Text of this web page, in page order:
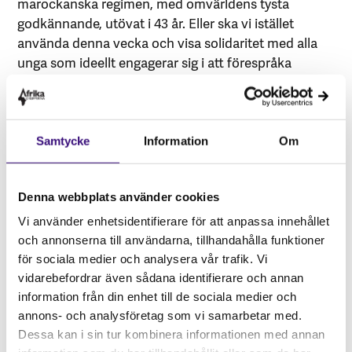
Samtycke Information Om
Denna webbplats använder cookies
Vi använder enhetsidentifierare för att anpassa innehållet
och annonserna till användarna, tillhandahålla funktioner
för sociala medier och analysera vår trafik. Vi
vidarebefordrar även sådana identifierare och annan
information från din enhet till de sociala medier och
annons- och analysföretag som vi samarbetar med.
Dessa kan i sin tur kombinera informationen med annan
godkännande, utövat i 43 år. Eller ska vi istället
använda denna vecka och visa solidaritet med alla
unga som ideellt engagerar sig i att förespråka
fortsatta fredliga metoder? Historien har lärt oss att
sådana endast fungerar om en solidarisk omvärld
backar upp och stöttar kampen. Vi har ett val att
göra.
Afrikagrupperna